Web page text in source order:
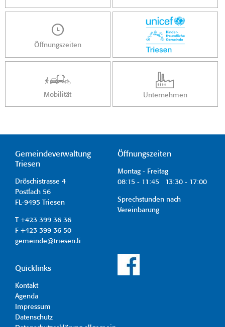
Öffnungszeiten
Mobilität Unternehmen
Gemeindeverwaltung
Triesen
Dröschistrasse 4
Postfach 56
FL-9495 Triesen
T +423 399 36 36
F +423 399 36 50
gemeinde@triesen.li
Öffnungszeiten
Montag - Freitag
08:15 - 11:45 13:30 - 17:00
Sprechstunden nach
Vereinbarung
Quicklinks
Kontakt
Agenda
Impressum
Datenschutz